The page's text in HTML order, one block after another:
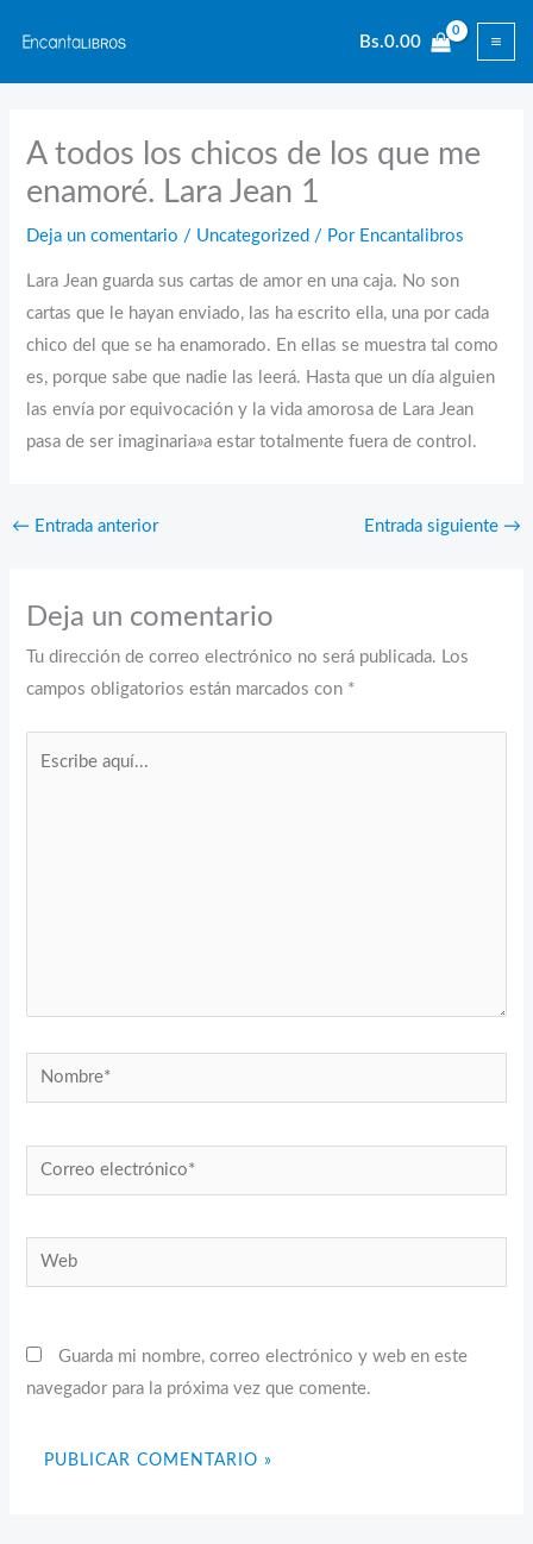
contenido
Bs.0.00
A todos los chicos de los que me
enamoré. Lara Jean 1
Deja un comentario / Uncategorized / Por Encantalibros
Lara Jean guarda sus cartas de amor en una caja. No son
cartas que le hayan enviado, las ha escrito ella, una por cada
chico del que se ha enamorado. En ellas se muestra tal como
es, porque sabe que nadie las leerá. Hasta que un día alguien
las envía por equivocación y la vida amorosa de Lara Jean
pasa de ser imaginaria»a estar totalmente fuera de control.
← Entrada anterior Entrada siguiente →
Deja un comentario
Tu dirección de correo electrónico no será publicada. Los
campos obligatorios están marcados con *
Nombre*
Correo
electrónico*
Web
Guarda mi nombre, correo electrónico y web en este
navegador para la próxima vez que comente.